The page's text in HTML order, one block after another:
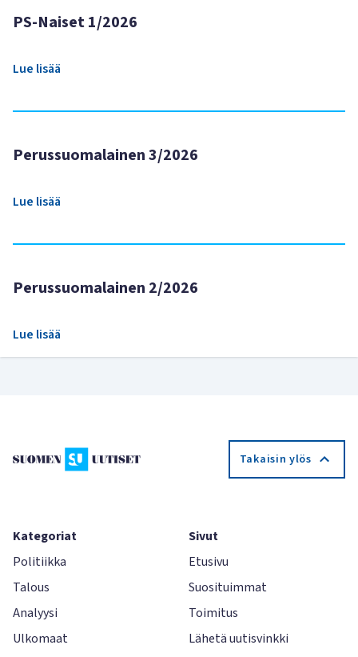
PS-Naiset 1/2026
Lue lisää
Perussuomalainen 3/2026
Lue lisää
Perussuomalainen 2/2026
Lue lisää
Takaisin ylös
Kategoriat
Politiikka
Talous
Analyysi
Ulkomaat
Sivut
Etusivu
Suosituimmat
Toimitus
Lähetä uutisvinkki